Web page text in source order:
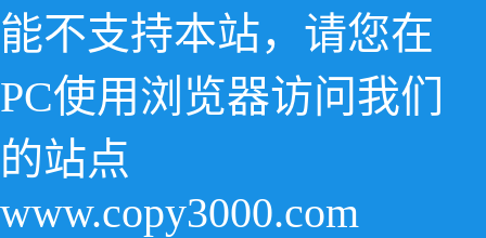
能不支持本站，请您在
PC使用浏览器访问我们
的站点
www.copy3000.com